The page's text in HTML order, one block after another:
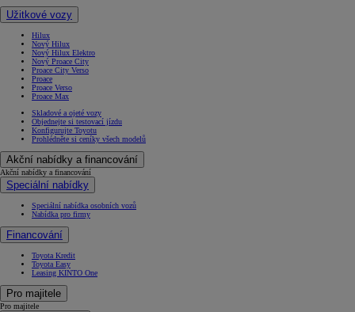
Užitkové vozy
Hilux
Nový Hilux
Nový Hilux Elektro
Nový Proace City
Proace City Verso
Proace
Proace Verso
Proace Max
Skladové a ojeté vozy
Objednejte si testovací jízdu
Konfigurujte Toyotu
Prohlédněte si ceníky všech modelů
Akční nabídky a financování
Akční nabídky a financování
Speciální nabídky
Speciální nabídka osobních vozů
Nabídka pro firmy
Financování
Toyota Kredit
Toyota Easy
Leasing KINTO One
Pro majitele
Pro majitele